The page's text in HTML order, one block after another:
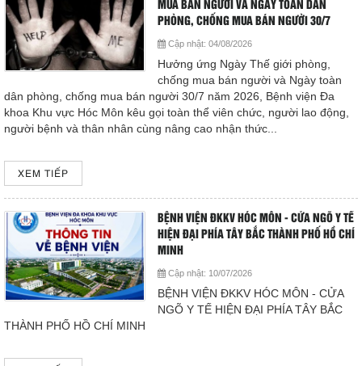
HƯỚNG TỚI “GIỜ VÀNG” TRONG ĐIỀU TRỊ ĐỘT QUỴ BỆNH
VIỆN ĐA KHOA KHU VỰC HÓC MÔN SẴN SÀNG ĐỒNG HÀNH CÙNG
NGƯỜI BỆNH
Hướng dẫn phòng tránh tai nạn thương tích cho trẻ
TRUYỀN THÔNG PHÒNG, CHỐNG BỆNH SỐT XUẤT HUYẾT
DENGUE
HƯỞNG ỨNG NGÀY GIA ĐÌNH VIỆT NAM VÀ THÁNG HÀNH
ĐỘNG QUỐC GIA VỀ PHÒNG, CHỐNG BẠO LỰC GIA ĐÌNH
Đóng
MUA BÁN NGƯỜI VÀ NGÀY TOÀN DÂN
PHÒNG, CHỐNG MUA BÁN NGƯỜI 30/7
Cập nhật: 04/08/2026
Hưởng ứng Ngày Thế giới phòng,
chống mua bán người và Ngày toàn
dân phòng, chống mua bán người 30/7 năm 2026, Bệnh viện Đa
khoa Khu vực Hóc Môn kêu gọi toàn thể viên chức, người lao động,
người bệnh và thân nhân cùng nâng cao nhận thức...
XEM TIẾP
BỆNH VIỆN ĐKKV HÓC MÔN - CỬA NGÕ Y TẾ
HIỆN ĐẠI PHÍA TÂY BẮC THÀNH PHỐ HỒ CHÍ
MINH
Cập nhật: 10/07/2026
BỆNH VIỆN ĐKKV HÓC MÔN - CỬA
NGÕ Y TẾ HIỆN ĐẠI PHÍA TÂY BẮC
THÀNH PHỐ HỒ CHÍ MINH
Hoạt động chuyên môn
Thông báo từ bệnh viện
Thông tin dược phẩm
Công tác xã hội
Hoạt động đoàn thể
Hướng dẫn bệnh nhân
Sơ đồ bệnh viện
Chuyên khoa
Thư viện